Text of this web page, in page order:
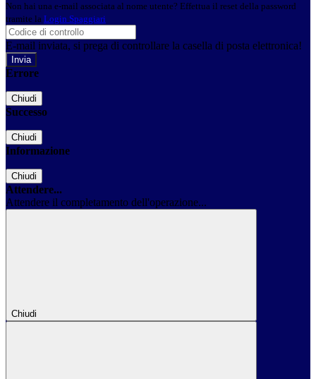
Non hai una e-mail associata al nome utente? Effettua il reset della password
tramite la Login Spaggiari
E-mail inviata, si prega di controllare la casella di posta elettronica!
Errore
Chiudi
Successo
Chiudi
Informazione
Chiudi
Attendere...
Attendere il completamento dell'operazione...
Chiudi